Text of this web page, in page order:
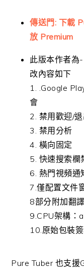
傳送門: 下載
放 Premium
此版本作者為
改內容如下
1. .Google
會
2. 禁用歡迎/
3. 禁用分析
4. 橫向固定
5. 快速搜索欄
6. 熱門視頻通
7.僅配置文件
8部分附加翻譯
9.CPU架構：
10.原始包裝
Pure Tuber 也支援